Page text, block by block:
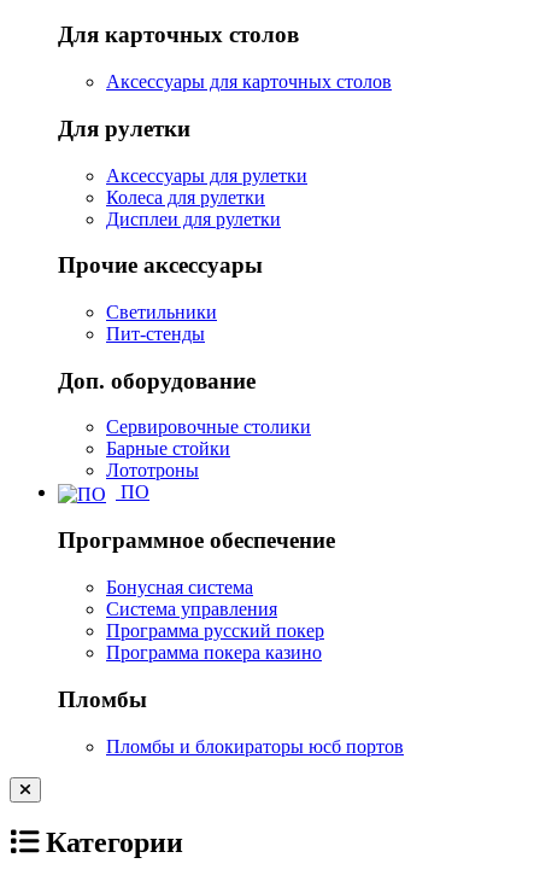
Для карточных столов
Аксессуары для карточных столов
Для рулетки
Аксессуары для рулетки
Колеса для рулетки
Дисплеи для рулетки
Прочие аксессуары
Светильники
Пит-стенды
Доп. оборудование
Сервировочные столики
Барные стойки
Лототроны
ПО
Программное обеспечение
Бонусная система
Система управления
Программа русский покер
Программа покера казино
Пломбы
Пломбы и блокираторы юсб портов
Категории